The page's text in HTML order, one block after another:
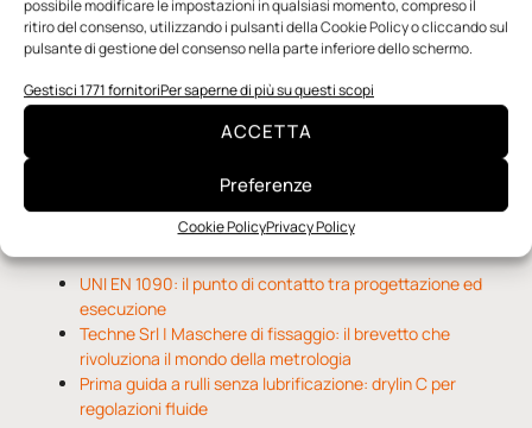
possibile modificare le impostazioni in qualsiasi momento, compreso il
ritiro del consenso, utilizzando i pulsanti della Cookie Policy o cliccando sul
pulsante di gestione del consenso nella parte inferiore dello schermo.
Gestisci 1771 fornitoriPer saperne di più su questi scopi
ACCETTA
Preferenze
Cookie PolicyPrivacy Policy
Notizie da Meccanicanews
Una nuova mano robotica passa da una pinza all’altra
O-Ring, tecnica e applicazioni
Notizie da Il Progettista Industriale
UNI EN 1090: il punto di contatto tra progettazione ed
esecuzione
Techne Srl | Maschere di fissaggio: il brevetto che
rivoluziona il mondo della metrologia
Prima guida a rulli senza lubrificazione: drylin C per
regolazioni fluide